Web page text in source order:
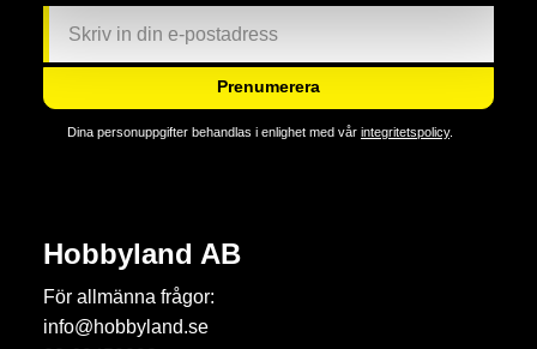
Prenumerera
Dina personuppgifter behandlas i enlighet med vår integritetspolicy.
Hobbyland AB
För allmänna frågor:
info@hobbyland.se